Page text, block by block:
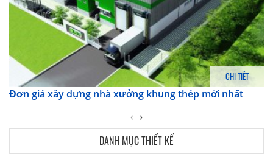
CHI TIẾT
Đơn giá xây dựng nhà xưởng khung thép mới nhất
DANH MỤC THIẾT KẾ